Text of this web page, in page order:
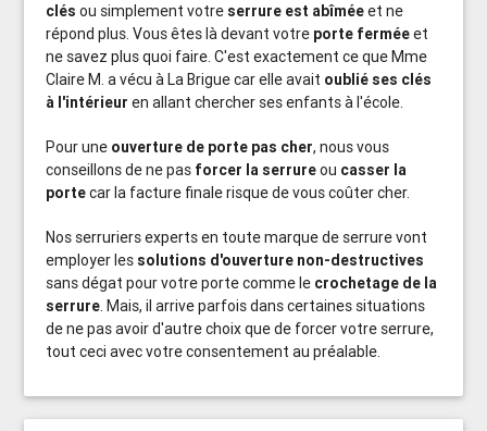
clés ou simplement votre serrure est abîméeet ne
répond plus. Vous êtes là devant votre porte ferméeet
ne savez plus quoi faire. C'est exactement ce que Mme
Claire M. a vécu à La Brigue car elle avait oublié ses clés
à l'intérieur en allant chercher ses enfants à l'école.
Pour une ouverture de porte pas cher, nous vous
conseillons de ne pas forcer la serrureou casser la
portecar la facture finale risque de vous coûter cher.
Nos serruriers experts en toute marque de serrure vont
employer les solutions d'ouverture non-destructives
sans dégat pour votre porte comme le crochetage de la
serrure. Mais, il arrive parfois dans certaines situations
de ne pas avoir d'autre choix que de forcer votre serrure,
tout ceci avec votre consentement au préalable.